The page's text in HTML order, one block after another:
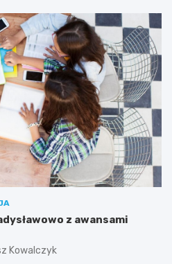
z awansami
Kowalczyk